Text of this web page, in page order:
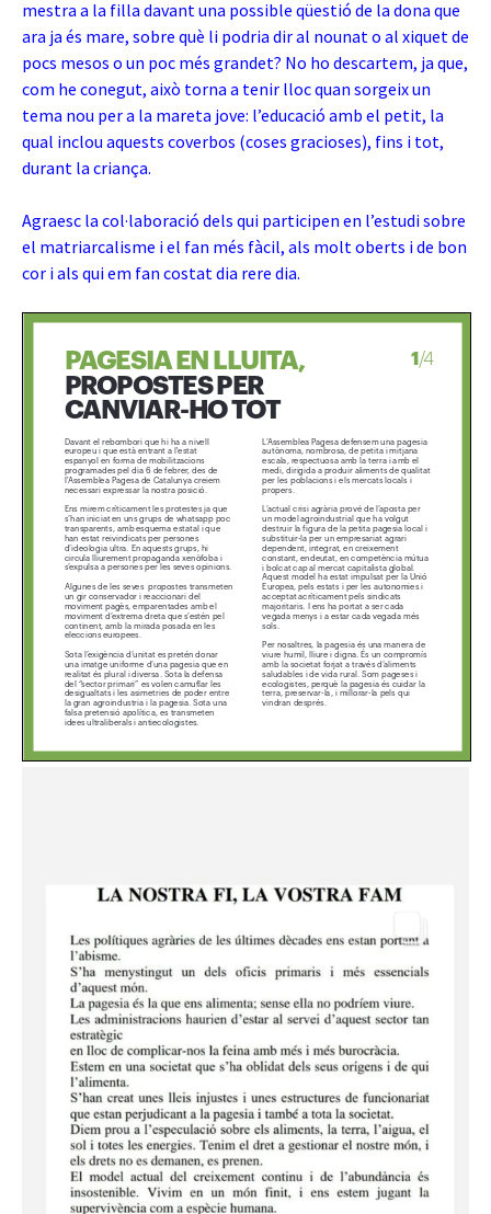
mestra a la filla davant una possible qüestió de la dona que
ara ja és mare, sobre què li podria dir al nounat o al xiquet de
pocs mesos o un poc més grandet? No ho descartem, ja que,
com he conegut, això torna a tenir lloc quan sorgeix un
tema nou per a la mareta jove: l’educació amb el petit, la
qual inclou aquests coverbos (coses gracioses), fins i tot,
durant la criança.
Agraesc la col·laboració dels qui participen en l’estudi sobre
el matriarcalisme i el fan més fàcil, als molt oberts i de bon
cor i als qui em fan costat dia rere dia.